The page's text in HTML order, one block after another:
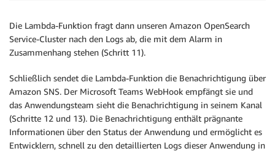
"text"
f"status
]
Die Lambda-Funktion fragt dann unseren Amazon OpenSearch
Service-Cluster nach den Logs ab, die mit dem Alarm in
Zusammenhang stehen (Schritt 11).
Schließlich sendet die Lambda-Funktion die Benachrichtigung über
Amazon SNS. Der Microsoft Teams WebHook empfängt sie und
das Anwendungsteam sieht die Benachrichtigung in seinem Kanal
(Schritte 12 und 13). Die Benachrichtigung enthält prägnante
Informationen über den Status der Anwendung und ermöglicht es
Entwicklern, schnell zu den detaillierten Logs dieser Anwendung in